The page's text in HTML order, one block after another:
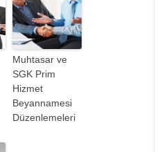
Muhtasar ve
SGK Prim
Hizmet
Beyannamesi
Düzenlemeleri